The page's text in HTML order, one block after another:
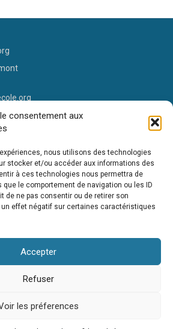
consentement aux
nous utilisons des technologies
stocker et/ou accéder aux informations des
à ces technologies nous permettra de
le comportement de navigation ou les ID
de ne pas consentir ou de retirer son
effet négatif sur certaines caractéristiques
Accepter
Refuser
les préferences
Accueil
Générales sur l’IAE
Adhérents
ESA engagée
Adhérer au réseau
Suivez-nous !
Tous droits réservés -